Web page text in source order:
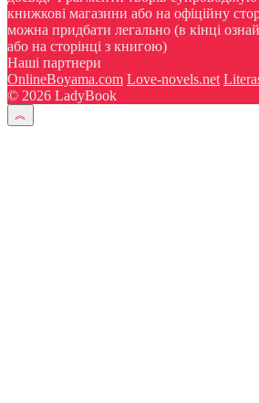
книжкові магазини або на офіційну
можна придбати легально (в кінці
або на сторінці з книгою)
Наші партнери
OnlineBoyama.com Love-novels.net
© 2026 LadyBook